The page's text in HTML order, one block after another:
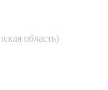
область)